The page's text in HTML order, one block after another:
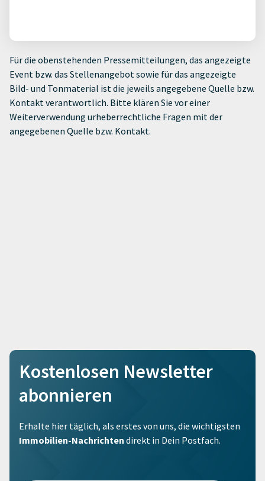
Für die obenstehenden Pressemitteilungen, das angezeigte
Event bzw. das Stellenangebot sowie für das angezeigte
Bild- und Tonmaterial ist die jeweils angegebene Quelle bzw.
Kontakt verantwortlich. Bitte klären Sie vor einer
Weiterverwendung urheberrechtliche Fragen mit der
angegebenen Quelle bzw. Kontakt.
Kostenlosen Newsletter
abonnieren
Erhalte hier täglich, als erstes von uns, die wichtigsten
Immobilien-Nachrichten direkt in Dein Postfach.